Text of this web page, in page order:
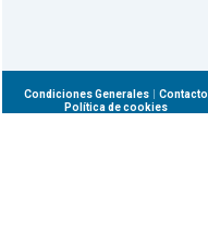
Condiciones Generales| Contacto
Política de cookies